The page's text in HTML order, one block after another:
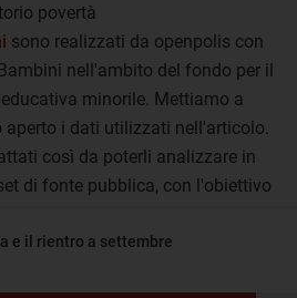
e il rientro a settembre
povertà
sono realizzati da openpolis con
nell'ambito del fondo per il
minorile. Mettiamo a
i dati utilizzati nell'articolo.
così da poterli analizzare in
di fonte pubblica, con l'obiettivo
dati territoriale sui servizi.
liberamente per analisi, iniziative